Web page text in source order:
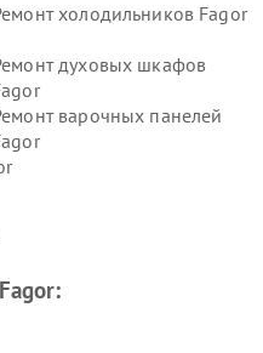
холодильников Fagor
духовых шкафов
варочных панелей